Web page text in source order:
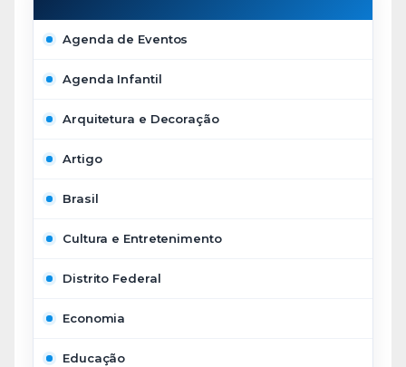
Agenda de Eventos
Agenda Infantil
Arquitetura e Decoração
Artigo
Brasil
Cultura e Entretenimento
Distrito Federal
Economia
Educação